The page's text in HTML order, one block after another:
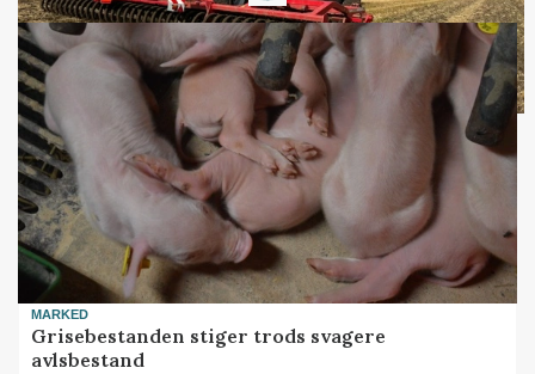
MARKED
Grisebestanden stiger trods svagere
avlsbestand